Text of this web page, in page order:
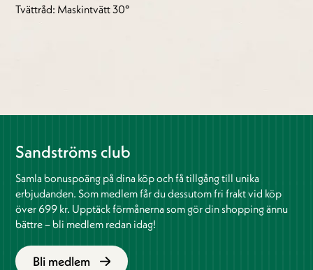
Tvättråd: Maskintvätt 30°
Sandströms club
Samla bonuspoäng på dina köp och få tillgång till unika
erbjudanden. Som medlem får du dessutom fri frakt vid köp
över 699 kr. Upptäck förmånerna som gör din shopping ännu
bättre – bli medlem redan idag!
Bli medlem